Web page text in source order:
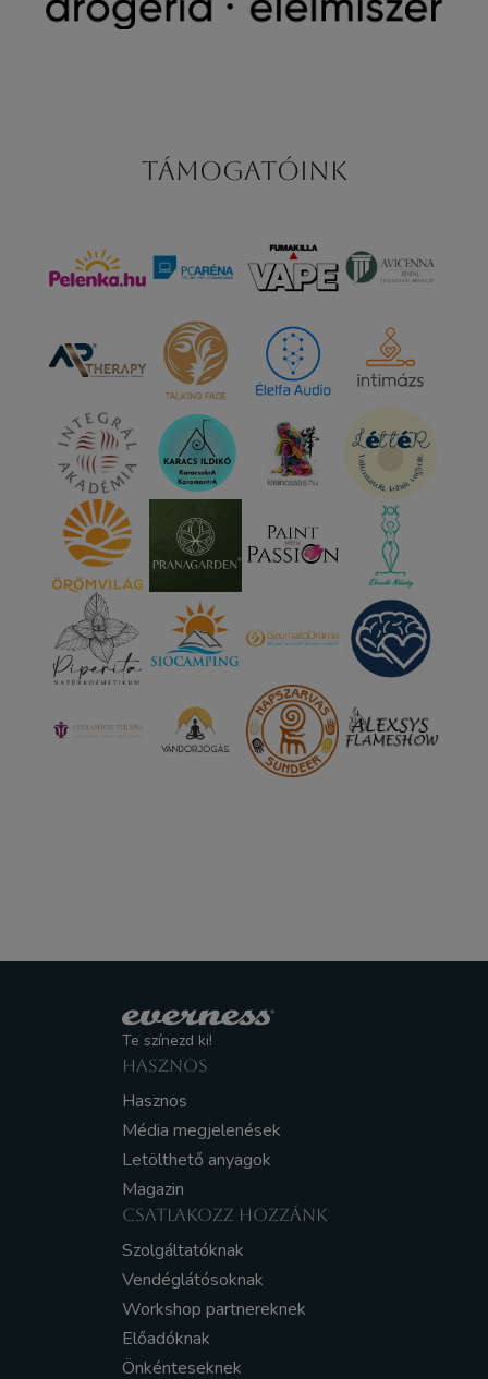
Támogatóink
Te színezd ki!
HASZNOS
Hasznos
Média megjelenések
Letölthető anyagok
Magazin
CSATLAKOZZ HOZZÁNK
Szolgáltatóknak
Vendéglátósoknak
Workshop partnereknek
Előadóknak
Önkénteseknek